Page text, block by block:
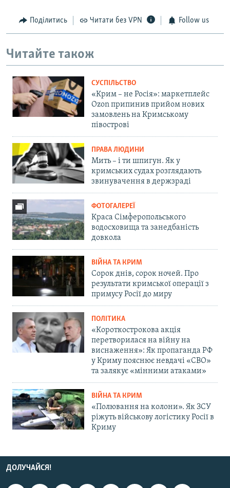
Поділитись Читати без VPN Follow us
Читайте також
СУСПІЛЬСТВО
«Крим – не Росія»: маркетплейс
Ozon припинив прийом нових
замовлень на Кримському
півострові
ПРАВА ЛЮДИНИ
Мить – і ти шпигун. Як у
кримських судах розглядають
звинувачення в держзраді
ФОТОГАЛЕРЕЇ
Краса Сімферопольського
водосховища та занедбаність
довкола
ВІЙНА ТА КРИМ
Сорок днів, сорок ночей. Про
результати кримської операції з
примусу Росії до миру
ПОЛІТИКА
«Короткострокова акція
перетворилася на війну на
виснаження»: Як пропаганда РФ
у Криму пояснює невдачі «СВО»
та залякує «мінними атаками»
ВІЙНА ТА КРИМ
«Полювання на колони». Як ЗСУ
ріжуть військову логістику Росії в
Криму
ДОЛУЧАЙСЯ!